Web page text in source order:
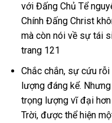
với Đấng Chủ Tể
Chính Đấng Christ
mà còn nói về sự tái
trang 121
Chắc chắn, sự cứu
lượng đáng kể.
trọng lượng vĩ đại
Trời, được thể hiện